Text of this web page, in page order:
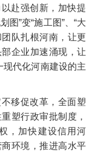
强创新，加快提
图”变“施工图”、“大
队扎根河南，让更
企业加速涌现，让
现代化河南建设的主
促改革，全面塑
塑行政审批制度，
，加快建设信用河
环境，推进高水平